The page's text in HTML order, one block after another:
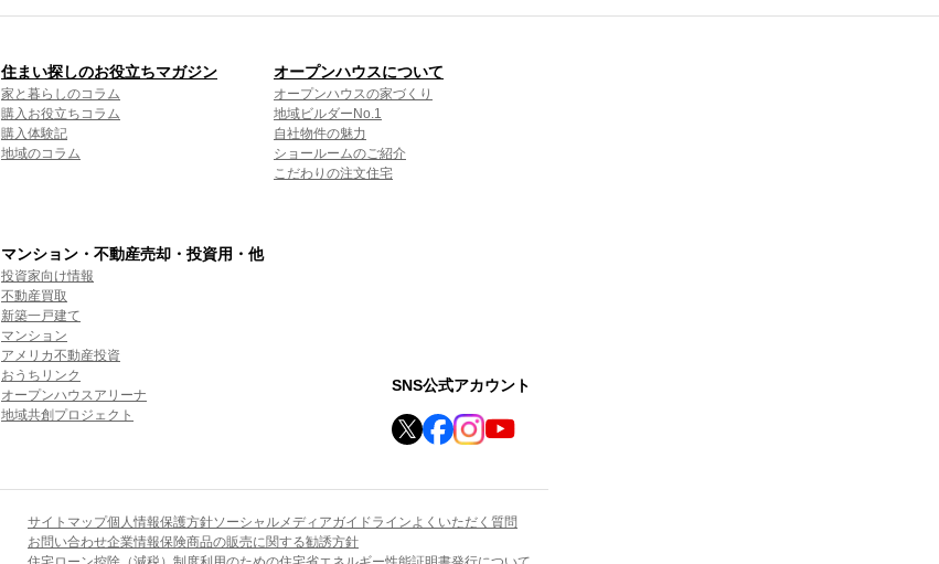
住まい探しのお役立ちマガジン
家と暮らしのコラム
購入お役立ちコラム
購入体験記
地域のコラム
オープンハウスについて
オープンハウスの家づくり
地域ビルダーNo.1
自社物件の魅力
ショールームのご紹介
こだわりの注文住宅
マンション・不動産売却・投資用・他
投資家向け情報
不動産買取
新築一戸建て
マンション
アメリカ不動産投資
おうちリンク
オープンハウスアリーナ
地域共創プロジェクト
SNS公式アカウント
サイトマップ個人情報保護方針ソーシャルメディアガイドラインよくいただく質問
お問い合わせ企業情報保険商品の販売に関する勧誘方針